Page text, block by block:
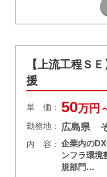
【上流工程Ｓ
援
単 価： 50万円
勤務地： 広島県 そ
内 容： 企業内の
ンフラ環境
規部門…